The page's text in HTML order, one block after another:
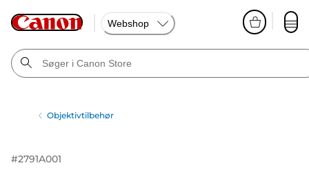
Webshop
Objektivtilbehør
#2791A001